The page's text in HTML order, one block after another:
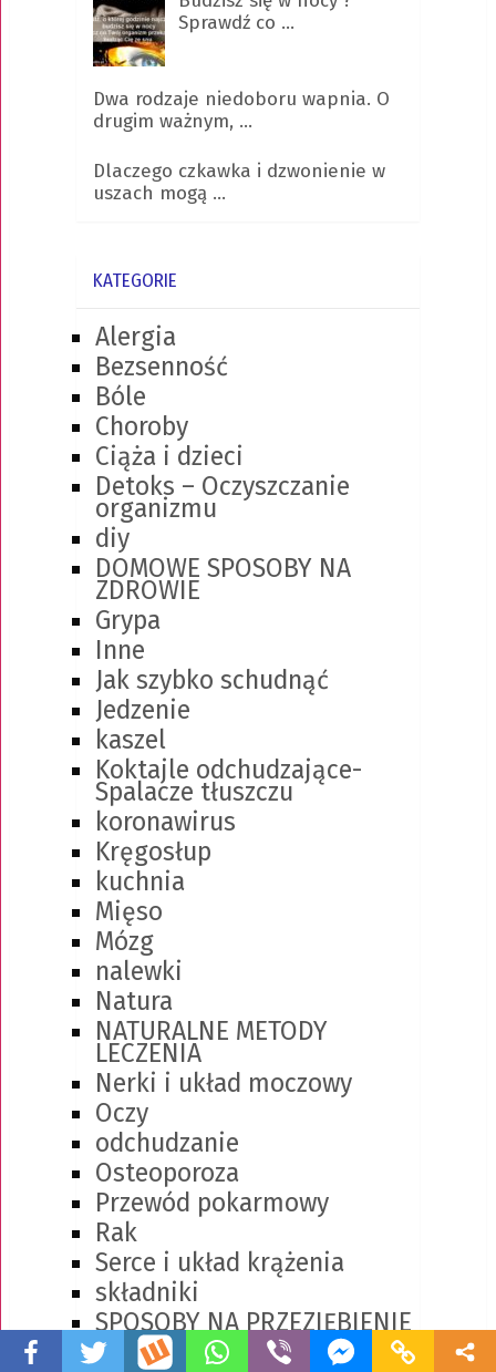
Sprawdź co …
Dwa rodzaje niedoboru wapnia. O
drugim ważnym, …
Dlaczego czkawka i dzwonienie w
uszach mogą …
KATEGORIE
Alergia
Bezsenność
Bóle
Choroby
Ciąża i dzieci
Detoks – Oczyszczanie
organizmu
diy
DOMOWE SPOSOBY NA
ZDROWIE
Grypa
Inne
Jak szybko schudnąć
Jedzenie
kaszel
Koktajle odchudzające-
Spalacze tłuszczu
koronawirus
Kręgosłup
kuchnia
Mięso
Mózg
nalewki
Natura
NATURALNE METODY
LECZENIA
Nerki i układ moczowy
Oczy
odchudzanie
Osteoporoza
Przewód pokarmowy
Rak
Serce i układ krążenia
składniki
SPOSOBY NA PRZEZIĘBIENIE
Stawy